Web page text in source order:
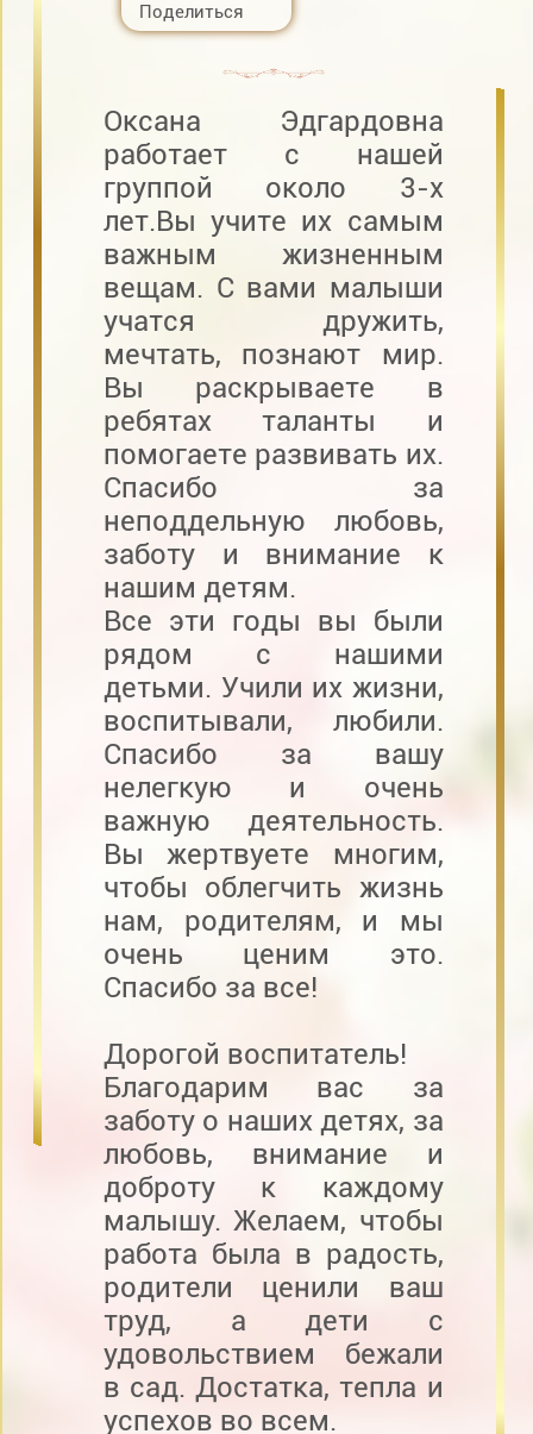
Поделиться
Оксана Эдгардовна
работает с нашей
группой около 3-х
лет.Вы учите их самым
важным жизненным
вещам. С вами малыши
учатся дружить,
мечтать, познают мир.
Вы раскрываете в
ребятах таланты и
помогаете развивать их.
Спасибо за
неподдельную любовь,
заботу и внимание к
нашим детям.
Все эти годы вы были
рядом с нашими
детьми. Учили их жизни,
воспитывали, любили.
Спасибо за вашу
нелегкую и очень
важную деятельность.
Вы жертвуете многим,
чтобы облегчить жизнь
нам, родителям, и мы
очень ценим это.
Спасибо за все!
Дорогой воспитатель!
Благодарим вас за
заботу о наших детях, за
любовь, внимание и
доброту к каждому
малышу. Желаем, чтобы
работа была в радость,
родители ценили ваш
труд, а дети с
удовольствием бежали
в сад. Достатка, тепла и
успехов во всем.